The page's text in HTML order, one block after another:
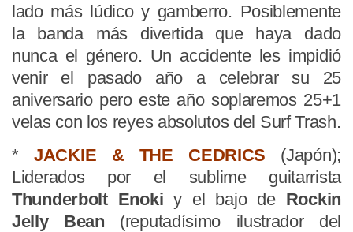
lado más lúdico y gamberro. Posiblemente
la banda más divertida que haya dado
nunca el género. Un accidente les impidió
venir el pasado año a celebrar su 25
aniversario pero este año soplaremos 25+1
velas con los reyes absolutos del Surf Trash.
*JACKIE & THE CEDRICS (Japón);
Liderados por el sublime guitarrista
Thunderbolt Enoki y el bajo de Rockin
Jelly Bean (reputadísimo ilustrador del